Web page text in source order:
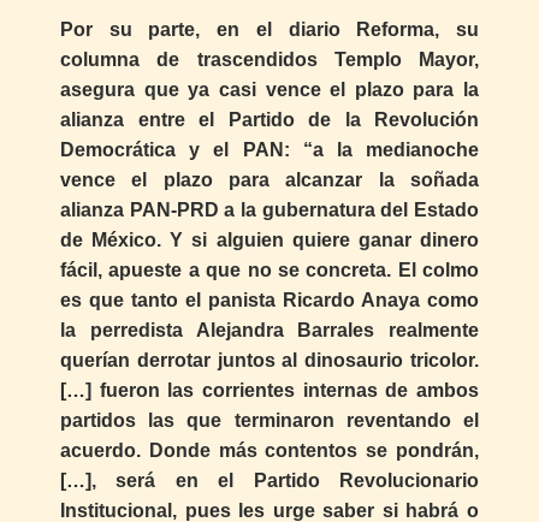
Por su parte, en el diario Reforma, su
columna de trascendidos Templo Mayor,
asegura que ya casi vence el plazo para la
alianza entre el Partido de la Revolución
Democrática y el PAN: “a la medianoche
vence el plazo para alcanzar la soñada
alianza PAN-PRD a la gubernatura del Estado
de México. Y si alguien quiere ganar dinero
fácil, apueste a que no se concreta. El colmo
es que tanto el panista Ricardo Anaya como
la perredista Alejandra Barrales realmente
querían derrotar juntos al dinosaurio tricolor.
[…] fueron las corrientes internas de ambos
partidos las que terminaron reventando el
acuerdo. Donde más contentos se pondrán,
[…], será en el Partido Revolucionario
Institucional, pues les urge saber si habrá o